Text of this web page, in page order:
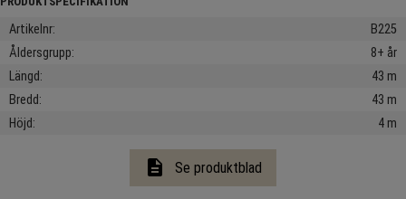
Artikelnr
B225
Åldersgrupp
8+ år
Längd
43 m
Bredd
43 m
Höjd
4 m
description Se produktblad